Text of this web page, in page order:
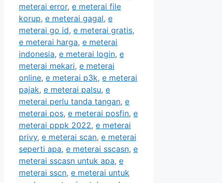
meterai error, e meterai file
korup, e meterai gagal, e
meterai go id, e meterai gratis,
e meterai harga, e meterai
indonesia, e meterai login, e
meterai mekari, e meterai
online, e meterai p3k, e meterai
pajak, e meterai palsu, e
meterai perlu tanda tangan, e
meterai pos, e meterai posfin, e
meterai pppk 2022, e meterai
privy, e meterai scan, e meterai
seperti apa, e meterai sscasn, e
meterai sscasn untuk apa, e
meterai sscn, e meterai untuk